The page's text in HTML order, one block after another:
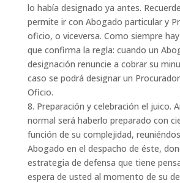
lo había designado ya antes.
permite ir con Abogado particular y
oficio, o viceversa. Como siempre
que confirma la regla: cuando un
designación renuncie a cobrar su
caso se podrá designar un
Oficio.
8. Preparación y celebración el juico.
normal será haberlo preparado con
función de su complejidad,
Abogado en el despacho de éste,
estrategia de defensa que tiene
espera de usted al momento de su